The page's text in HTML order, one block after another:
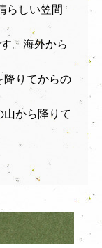
らしい笠間
。海外から
降りてからの
から降りて